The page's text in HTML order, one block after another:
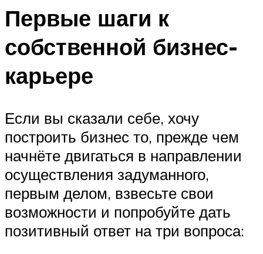
Первые шаги к
собственной бизнес-
карьере
Если вы сказали себе, хочу
построить бизнес то, прежде чем
начнёте двигаться в направлении
осуществления задуманного,
первым делом, взвесьте свои
возможности и попробуйте дать
позитивный ответ на три вопроса: